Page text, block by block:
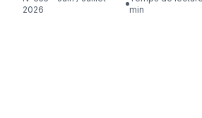
2026
min